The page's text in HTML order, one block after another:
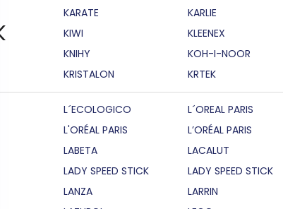
KARATE
KARLIE
KIWI
KLEENEX
KNIHY
KOH-I-NOOR
KRISTALON
KRTEK
L´ECOLOGICO L´OREAL PARIS
L'ORÉAL PARIS
L’ORÉAL PARIS
LABETA
LACALUT
LADY SPEED STICK
LADY SPEED STICK
LANZA
LARRIN